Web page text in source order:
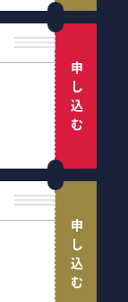
申し込む
申し込む